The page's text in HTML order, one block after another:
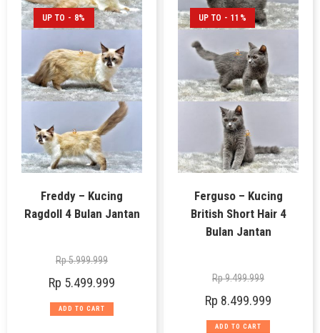
UP TO - 8%
Freddy – Kucing
Ragdoll 4 Bulan Jantan
Rp5.999.999
Rp 5.499.999
ADD TO CART
UP TO - 11%
Ferguso – Kucing
British Short Hair 4
Bulan Jantan
Rp9.499.999
Rp 8.499.999
ADD TO CART